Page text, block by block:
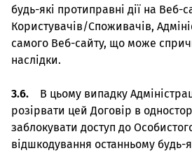
будь-які протиправні дії на Веб-
Користувачів/Споживачів,
самого Веб-сайту, що може
наслідки.
3.6.
В цьому випадку
розірвати цей Договір в
заблокувати доступ до
відшкодування останньому будь-